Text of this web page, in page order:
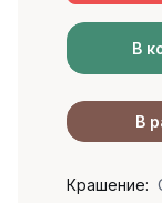
В
В
Крашение: